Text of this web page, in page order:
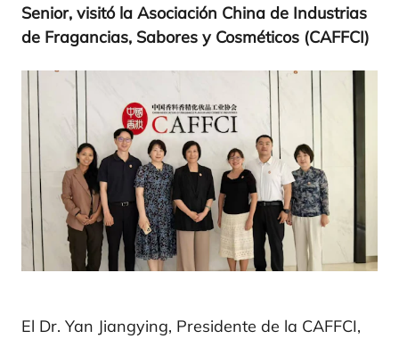
Senior, visi­tó la Aso­cia­ción Chi­na de Indus­trias
de Fra­gan­cias, Sabo­res y Cos­mé­ti­cos (CAFF­CI)
El Dr. Yan Jiangying, Presidente de la CAFFCI,